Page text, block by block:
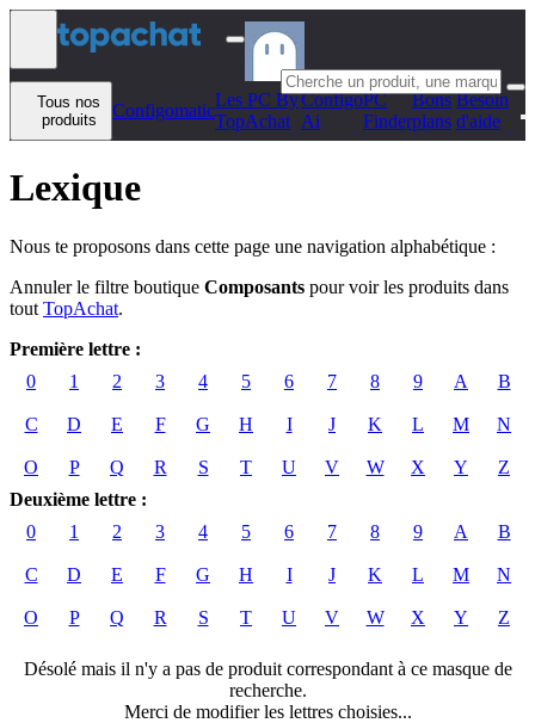
Aller au contenu
Tous nos
produits
Configomatic
Les PC By
TopAchat
Configo
Ai
PC
Finder
Bons
plans
Besoin
d'aide
Lexique
Nous te proposons dans cette page une navigation alphabétique :
Annuler le filtre boutique Composants pour voir les produits dans
tout TopAchat.
Première lettre :
0
1 2 3 4 5 6 7 8 9 A B
C D E F G H I J K L M N
O P Q R S T U V W X Y
Z
Deuxième lettre :
0
1 2 3 4 5 6 7 8 9 A B
C D E F G H I J K L M N
O P Q R S T U V W X Y Z
Désolé mais il n'y a pas de produit correspondant à ce masque de
recherche.
Merci de modifier les lettres choisies...